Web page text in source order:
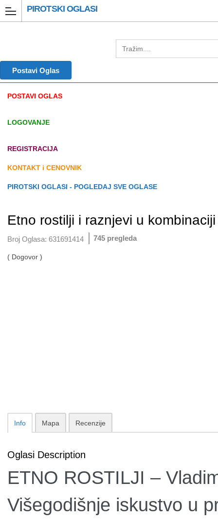
PIROTSKI OGLASI
Postavi Oglas
POSTAVI OGLAS
LOGOVANJE
REGISTRACIJA
KONTAKT i CENOVNIK
PIROTSKI OGLASI - POGLEDAJ SVE OGLASE
Etno rostilji i raznjevi u
Broj Oglasa: 631691414 745 pregleda
( Dogovor )
Info Mapa Recenzije
Oglasi Description
ETNO ROSTILJI –
Višegodišnje iskustvo u